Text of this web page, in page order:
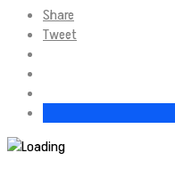
Share
Tweet